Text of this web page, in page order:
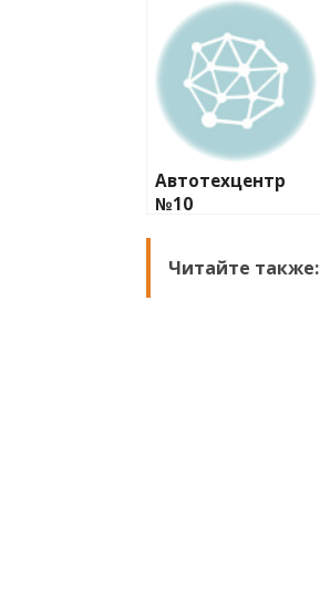
Автотехцентр
№10
Читайте также: